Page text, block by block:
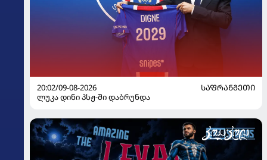
20:02/09-08-2026
ᲡᲐᲤᲠᲐᲜᲒᲔᲗᲘ
ლუკა დინი პსჟ-ში დაბრუნდა